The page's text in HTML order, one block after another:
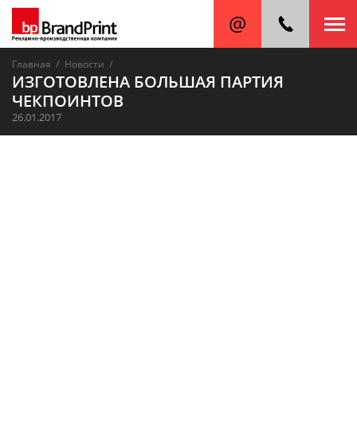
Главная / Новости /
ИЗГОТОВЛЕНА БОЛЬШАЯ ПАРТИЯ
ЧЕКПОИНТОВ
26.01.2017